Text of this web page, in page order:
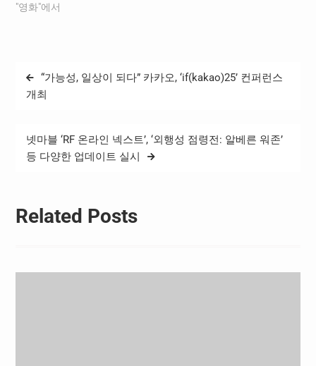
청된 한국영화 4편 가운데 3
는 베를린 현지에서 한국영
화 해외 진출과 국제 협력 확
회 베를린국제영화제 ‘포
럼’…
"영화"에서
글
탐
“가능성, 일상이 되다” 카카오, ‘if(kakao)25’ 컨퍼런스
개최
넷마블 ‘RF 온라인 넥스트’, ‘외행성 점령전: 알베른 워존’
등 다양한 업데이트 실시
Related Posts